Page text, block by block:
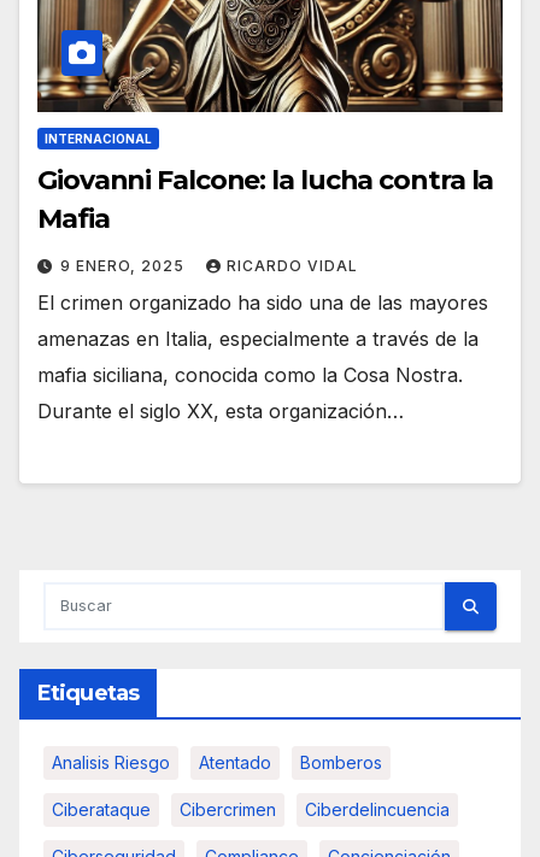
INTERNACIONAL
Giovanni Falcone: la lucha contra la
Mafia
9 ENERO, 2025 RICARDO VIDAL
El crimen organizado ha sido una de las mayores
amenazas en Italia, especialmente a través de la
mafia siciliana, conocida como la Cosa Nostra.
Durante el siglo XX, esta organización…
Etiquetas
Analisis Riesgo Atentado Bomberos
Ciberataque Cibercrimen Ciberdelincuencia